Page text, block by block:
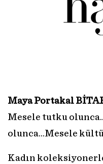
Maya Portakal
Mesele tutku
olunca...Mesele
Kadın